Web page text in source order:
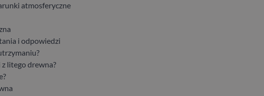
atmosferyczne
i odpowiedzi
litego drewna?